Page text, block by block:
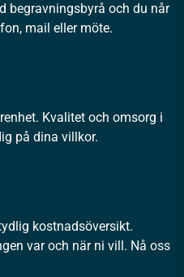
begravningsbyrå och du når
mail eller möte.
Kvalitet och omsorg i
på dina villkor.
kostnadsöversikt.
var och när ni vill. Nå oss